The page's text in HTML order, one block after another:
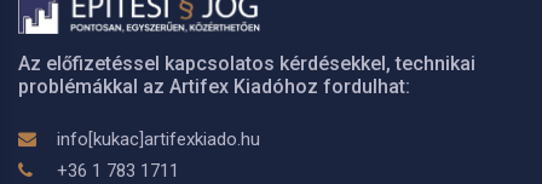
Az előfizetéssel kapcsolatos kérdésekkel, technikai
problémákkal az Artifex Kiadóhoz fordulhat:
info[kukac]artifexkiado.hu
+36 1 783 1711